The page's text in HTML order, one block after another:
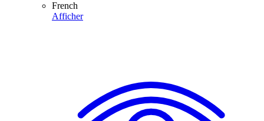
French
Afficher